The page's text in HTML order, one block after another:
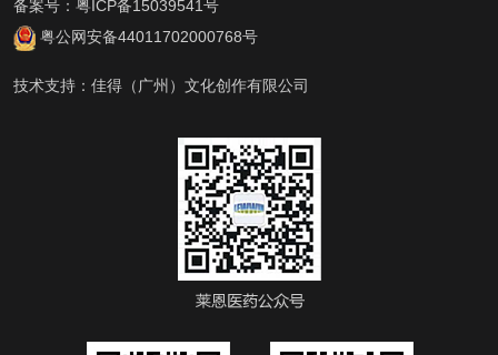
备案号： 粤ICP备15039541号
粤公网安备44011702000768号
技术支持： 佳得（广州）文化创作有限公司